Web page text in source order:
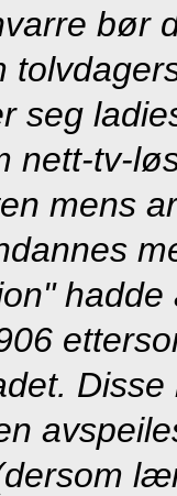
bør
seg
nett-tv-
mens